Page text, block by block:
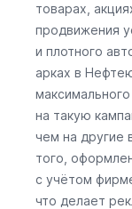
товарах,
продвижения
и плотного
арках в
на такую
чем на другие
того,
с учётом
что делает